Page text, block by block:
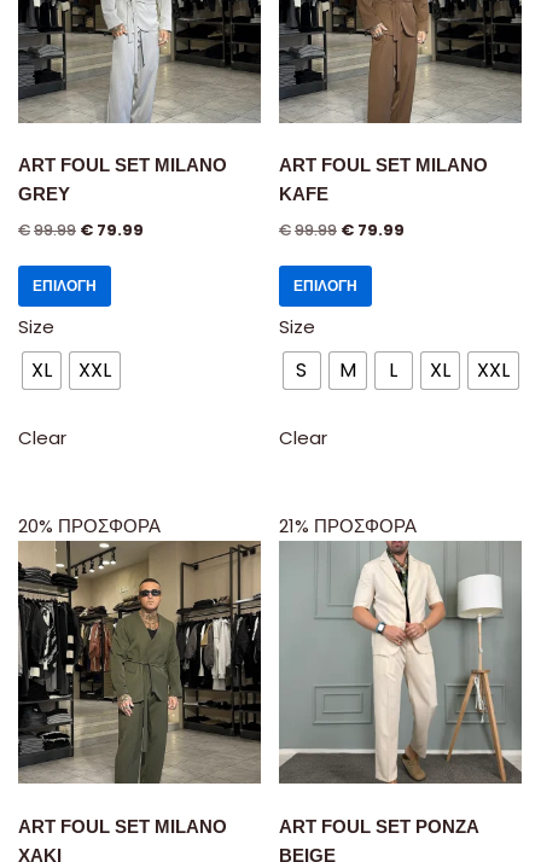
ART FOUL SET MILANO
GREY
€99.99 € 79.99
ΕΠΙΛΟΓΉ
Size
XL XXL
Clear
ART FOUL SET MILANO
KAFE
€99.99 € 79.99
ΕΠΙΛΟΓΉ
Size
S M L XL XXL
Clear
20% ΠΡΟΣΦΟΡΑ
ART FOUL SET MILANO
XAKI
21% ΠΡΟΣΦΟΡΑ
ART FOUL SET PONZA
BEIGE